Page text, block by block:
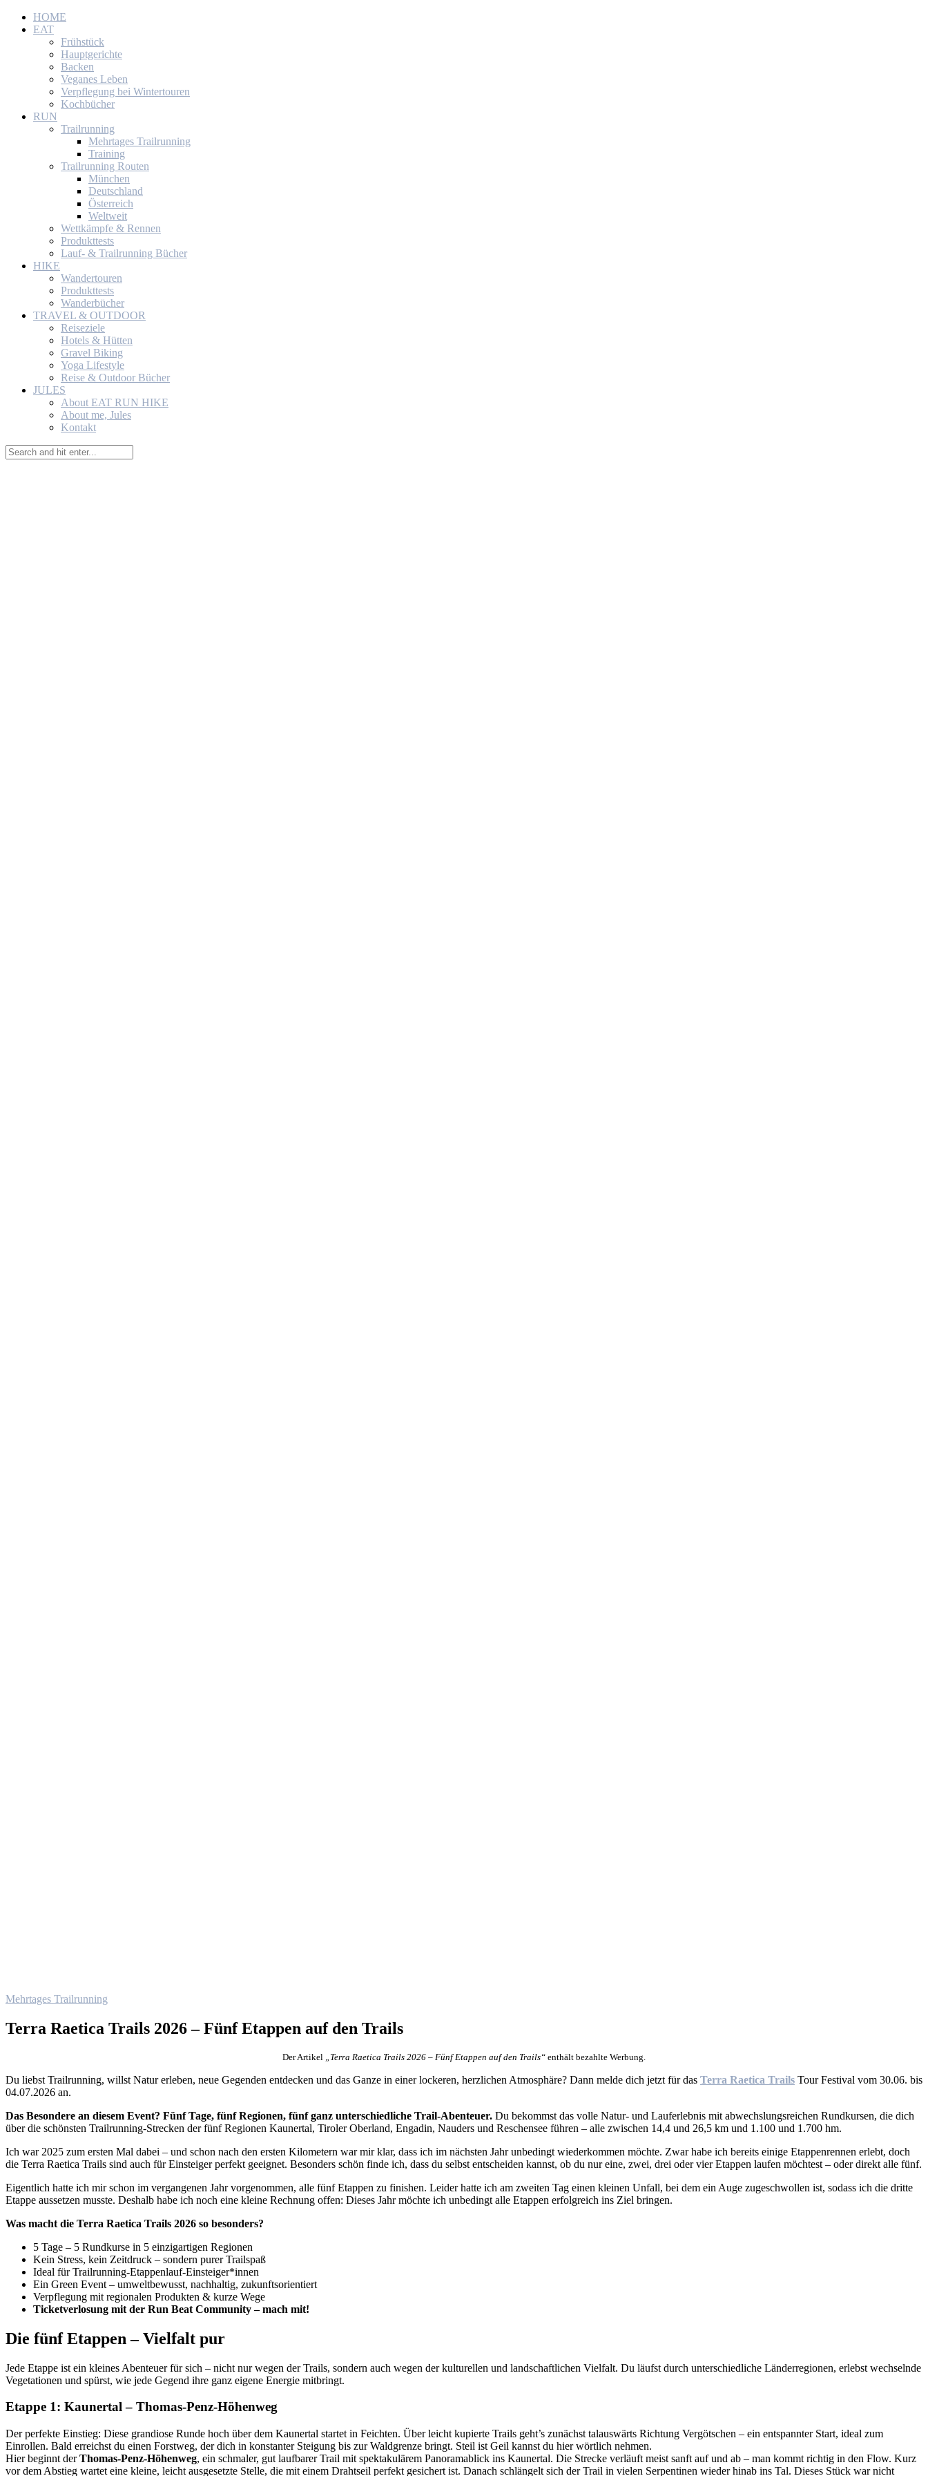
HOME
EAT
Frühstück
Hauptgerichte
Backen
Veganes Leben
Verpflegung bei Wintertouren
Kochbücher
RUN
Trailrunning
Mehrtages Trailrunning
Training
Trailrunning Routen
München
Deutschland
Österreich
Weltweit
Wettkämpfe & Rennen
Produkttests
Lauf- & Trailrunning Bücher
HIKE
Wandertouren
Produkttests
Wanderbücher
TRAVEL & OUTDOOR
Reiseziele
Hotels & Hütten
Gravel Biking
Yoga Lifestyle
Reise & Outdoor Bücher
JULES
About EAT RUN HIKE
About me, Jules
Kontakt
Mehrtages Trailrunning
Terra Raetica Trails 2026 – Fünf Etappen auf den Trails
Der Artikel „Terra Raetica Trails 2026 – Fünf Etappen auf den Trails“ enthält bezahlte Werbung.
Du liebst Trailrunning, willst Natur erleben, neue Gegenden entdecken und das Ganze in einer lockeren, herzlichen Atmosphäre? Dann melde dich jetzt für das Terra Raetica Trails Tour Festival vom 30.06. bis
04.07.2026 an.
Das Besondere an diesem Event? Fünf Tage, fünf Regionen, fünf ganz unterschiedliche Trail-Abenteuer. Du bekommst das volle Natur- und Lauferlebnis mit abwechslungsreichen Rundkursen, die dich
über die schönsten Trailrunning-Strecken der fünf Regionen Kaunertal, Tiroler Oberland, Engadin, Nauders und Reschensee führen – alle zwischen 14,4 und 26,5 km und 1.100 und 1.700 hm.
Ich war 2025 zum ersten Mal dabei – und schon nach den ersten Kilometern war mir klar, dass ich im nächsten Jahr unbedingt wiederkommen möchte. Zwar habe ich bereits einige Etappenrennen erlebt, doch
die Terra Raetica Trails sind auch für Einsteiger perfekt geeignet. Besonders schön finde ich, dass du selbst entscheiden kannst, ob du nur eine, zwei, drei oder vier Etappen laufen möchtest – oder direkt alle fünf.
Eigentlich hatte ich mir schon im vergangenen Jahr vorgenommen, alle fünf Etappen zu finishen. Leider hatte ich am zweiten Tag einen kleinen Unfall, bei dem ein Auge zugeschwollen ist, sodass ich die dritte
Etappe aussetzen musste. Deshalb habe ich noch eine kleine Rechnung offen: Dieses Jahr möchte ich unbedingt alle Etappen erfolgreich ins Ziel bringen.
Was macht die Terra Raetica Trails 2026 so besonders?
5 Tage – 5 Rundkurse in 5 einzigartigen Regionen
Kein Stress, kein Zeitdruck – sondern purer Trailspaß
Ideal für Trailrunning-Etappenlauf-Einsteiger*innen
Ein Green Event – umweltbewusst, nachhaltig, zukunftsorientiert
Verpflegung mit regionalen Produkten & kurze Wege
Ticketverlosung mit der Run Beat Community – mach mit!
Die fünf Etappen – Vielfalt pur
Jede Etappe ist ein kleines Abenteuer für sich – nicht nur wegen der Trails, sondern auch wegen der kulturellen und landschaftlichen Vielfalt. Du läufst durch unterschiedliche Länderregionen, erlebst wechselnde
Vegetationen und spürst, wie jede Gegend ihre ganz eigene Energie mitbringt.
Etappe 1: Kaunertal – Thomas-Penz-Höhenweg
Der perfekte Einstieg: Diese grandiose Runde hoch über dem Kaunertal startet in Feichten. Über leicht kupierte Trails geht’s zunächst talauswärts Richtung Vergötschen – ein entspannter Start, ideal zum
Einrollen. Bald erreichst du einen Forstweg, der dich in konstanter Steigung bis zur Waldgrenze bringt. Steil ist Geil kannst du hier wörtlich nehmen.
Hier beginnt derThomas-Penz-Höhenweg, ein schmaler, gut laufbarer Trail mit spektakulärem Panoramablick ins Kaunertal. Die Strecke verläuft meist sanft auf und ab – man kommt richtig in den Flow. Kurz
vor dem Abstieg wartet eine kleine, leicht ausgesetzte Stelle, die mit einem Drahtseil perfekt gesichert ist. Danach schlängelt sich der Trail in vielen Serpentinen wieder hinab ins Tal. Dieses Stück war nicht